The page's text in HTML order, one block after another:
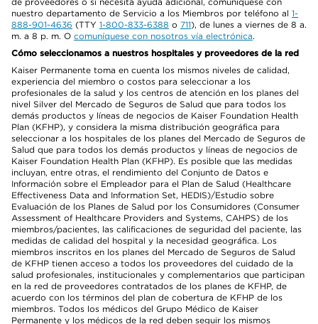
nuestro departamento de Servicio a los Miembros por teléfono al 1-
888-901-4636 (TTY 1-800-833-6388 o 711), de lunes a viernes de 8 a.
m. a 8 p. m. O comuníquese con nosotros vía electrónica.
Cómo seleccionamos a nuestros hospitales y proveedores de la red
Kaiser Permanente toma en cuenta los mismos niveles de calidad,
experiencia del miembro o costos para seleccionar a los
profesionales de la salud y los centros de atención en los planes del
nivel Silver del Mercado de Seguros de Salud que para todos los
demás productos y líneas de negocios de Kaiser Foundation Health
Plan (KFHP), y considera la misma distribución geográfica para
seleccionar a los hospitales de los planes del Mercado de Seguros de
Salud que para todos los demás productos y líneas de negocios de
Kaiser Foundation Health Plan (KFHP). Es posible que las medidas
incluyan, entre otras, el rendimiento del Conjunto de Datos e
Información sobre el Empleador para el Plan de Salud (Healthcare
Effectiveness Data and Information Set, HEDIS)/Estudio sobre
Evaluación de los Planes de Salud por los Consumidores (Consumer
Assessment of Healthcare Providers and Systems, CAHPS) de los
miembros/pacientes, las calificaciones de seguridad del paciente, las
medidas de calidad del hospital y la necesidad geográfica. Los
miembros inscritos en los planes del Mercado de Seguros de Salud
de KFHP tienen acceso a todos los proveedores del cuidado de la
salud profesionales, institucionales y complementarios que participan
en la red de proveedores contratados de los planes de KFHP, de
acuerdo con los términos del plan de cobertura de KFHP de los
miembros. Todos los médicos del Grupo Médico de Kaiser
Permanente y los médicos de la red deben seguir los mismos